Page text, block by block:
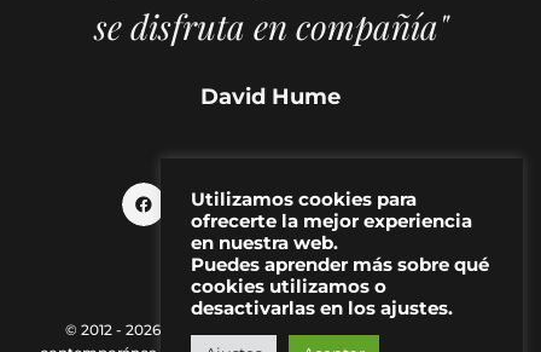
se disfruta en compañía"
David Hume
© 2012 - 2026 MAKMA | Revista de artes visuales y cultura
Utilizamos cookies para
ofrecerte la mejor experiencia
en nuestra web.
Puedes aprender más sobre qué
cookies utilizamos o
desactivarlas en los ajustes.